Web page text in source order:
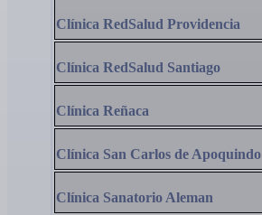
Clínica RedSalud Providencia
Clínica RedSalud Santiago
Clínica Reñaca
Clínica San Carlos de Apoquindo
Clínica Sanatorio Aleman